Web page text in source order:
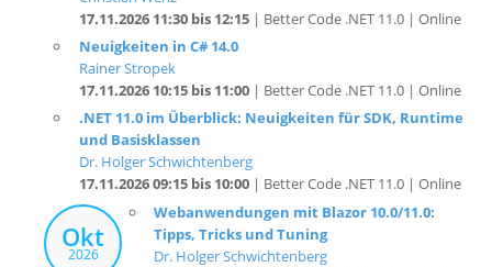
Rainer Stropek
17.11.2026 10:15 bis 11:00
.NET 11.0 im Überblick: Neuigkeiten für SDK, Runtime
und Basisklassen
Dr. Holger Schwichtenberg
17.11.2026 09:15 bis 10:00
Okt
2026
Webanwendungen mit Blazor 10.0/11.0:
Tipps, Tricks und Tuning
Dr. Holger Schwichtenberg
02.10.2026 09:00 bis 16:30| BASTA! Herbst 2026
| Mainz, Rheingoldhalle